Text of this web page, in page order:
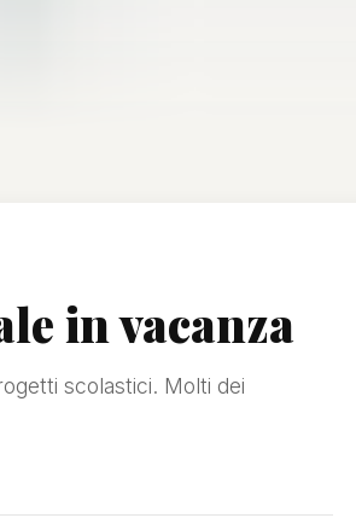
in vacanza
scolastici. Molti dei